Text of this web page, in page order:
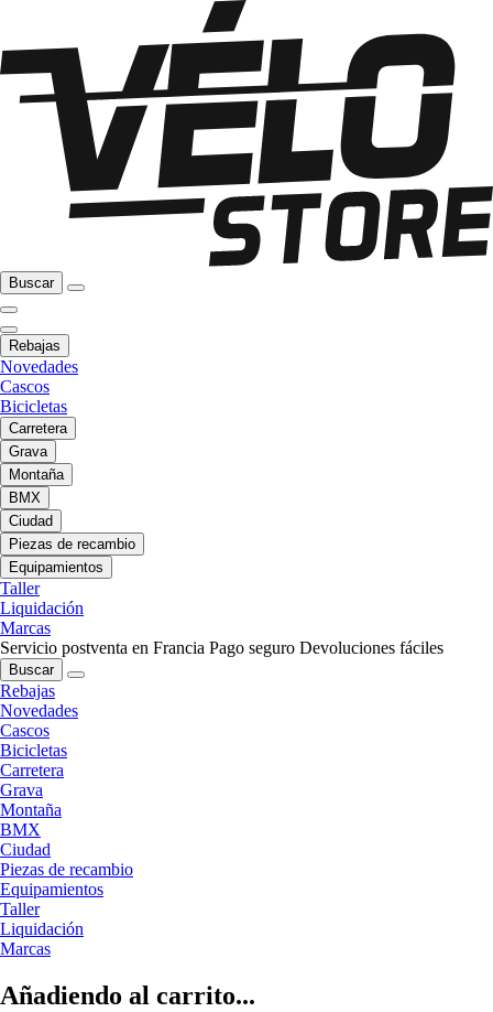
Buscar
Rebajas
Novedades
Cascos
Bicicletas
Carretera
Grava
Montaña
BMX
Ciudad
Piezas de recambio
Equipamientos
Taller
Liquidación
Marcas
Servicio postventa en Francia Pago seguro Devoluciones fáciles
Buscar
Rebajas
Novedades
Cascos
Bicicletas
Carretera
Grava
Montaña
BMX
Ciudad
Piezas de recambio
Equipamientos
Taller
Liquidación
Marcas
Añadiendo al carrito...